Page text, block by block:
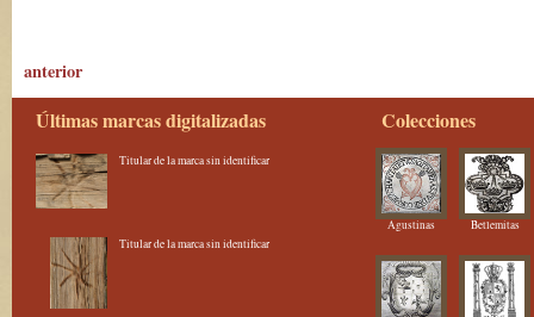
anterior
Últimas marcas digitalizadas
Titular de la marca sin identificar
Titular de la marca sin identificar
Colecciones
Agustinas Betlemitas